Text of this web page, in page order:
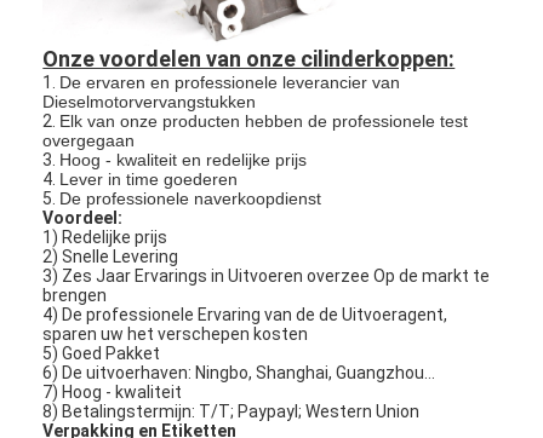
Thuis
Onze voordelen van onze cilinderkoppen:
1. De ervaren en professionele leverancier van
Dieselmotorvervangstukken
2. Elk van onze producten hebben de professionele test
overgegaan
3. Hoog - kwaliteit en redelijke prijs
4. Lever in time goederen
5. De professionele naverkoopdienst
Voordeel:
1) Redelijke prijs
2) Snelle Levering
3) Zes Jaar Ervarings in Uitvoeren overzee Op de markt te
brengen
4) De professionele Ervaring van de de Uitvoeragent,
sparen uw het verschepen kosten
5) Goed Pakket
6) De uitvoerhaven: Ningbo, Shanghai, Guangzhou…
7) Hoog - kwaliteit
8) Betalingstermijn: T/T; Paypayl; Western Union
Verpakking en Etiketten